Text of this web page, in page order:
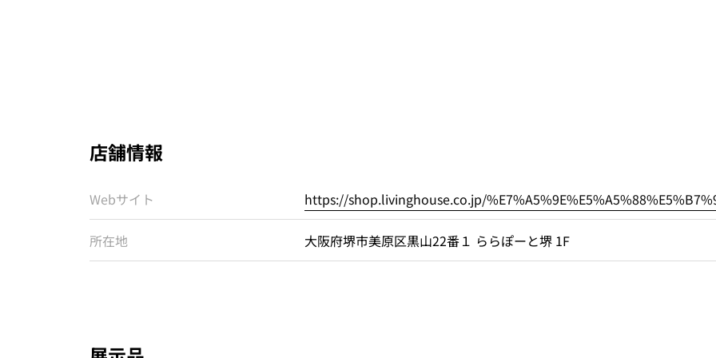
店舗情報
Webサイト https://shop.livinghouse.co.jp/
所在地 大阪府堺市美原区黒山22番１ ららぽーと堺 1F